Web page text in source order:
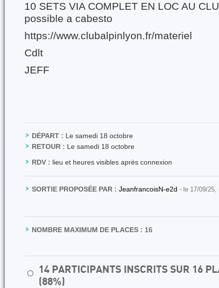
10 SETS VIA COMPLET EN LOC AU
possible a cabesto
https://www.clubalpinlyon.fr/materiel
Cdlt
JEFF
DÉPART : Le samedi 18 octobre
RETOUR : Le samedi 18 octobre
RDV : lieu et heures visibles après connexion
SORTIE PROPOSÉE PAR : JeanfrancoisN-e2d - le 17/09/25,
NOMBRE MAXIMUM DE PLACES : 16
⚪
14 PARTICIPANTS INSCRITS SUR 16
(88%)